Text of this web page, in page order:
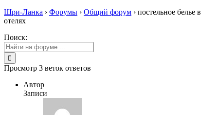
Шри-Ланка › Форумы › Общий форум › постельное белье в
отелях
Поиск:
Просмотр 3 веток ответов
Автор
Записи